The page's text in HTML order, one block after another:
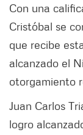
Con una
Cristóbal se
que recibe
alcanzado el
otorgamiento
Juan Carlos
logro